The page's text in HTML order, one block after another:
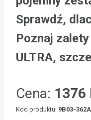
Sprawdź,
Poznaj
ULTRA,
Cena: 1376
Kod produktu: 9B03-